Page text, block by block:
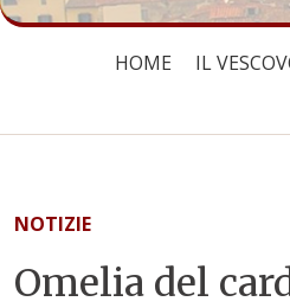
HOME IL
NOTIZIE
Omelia del